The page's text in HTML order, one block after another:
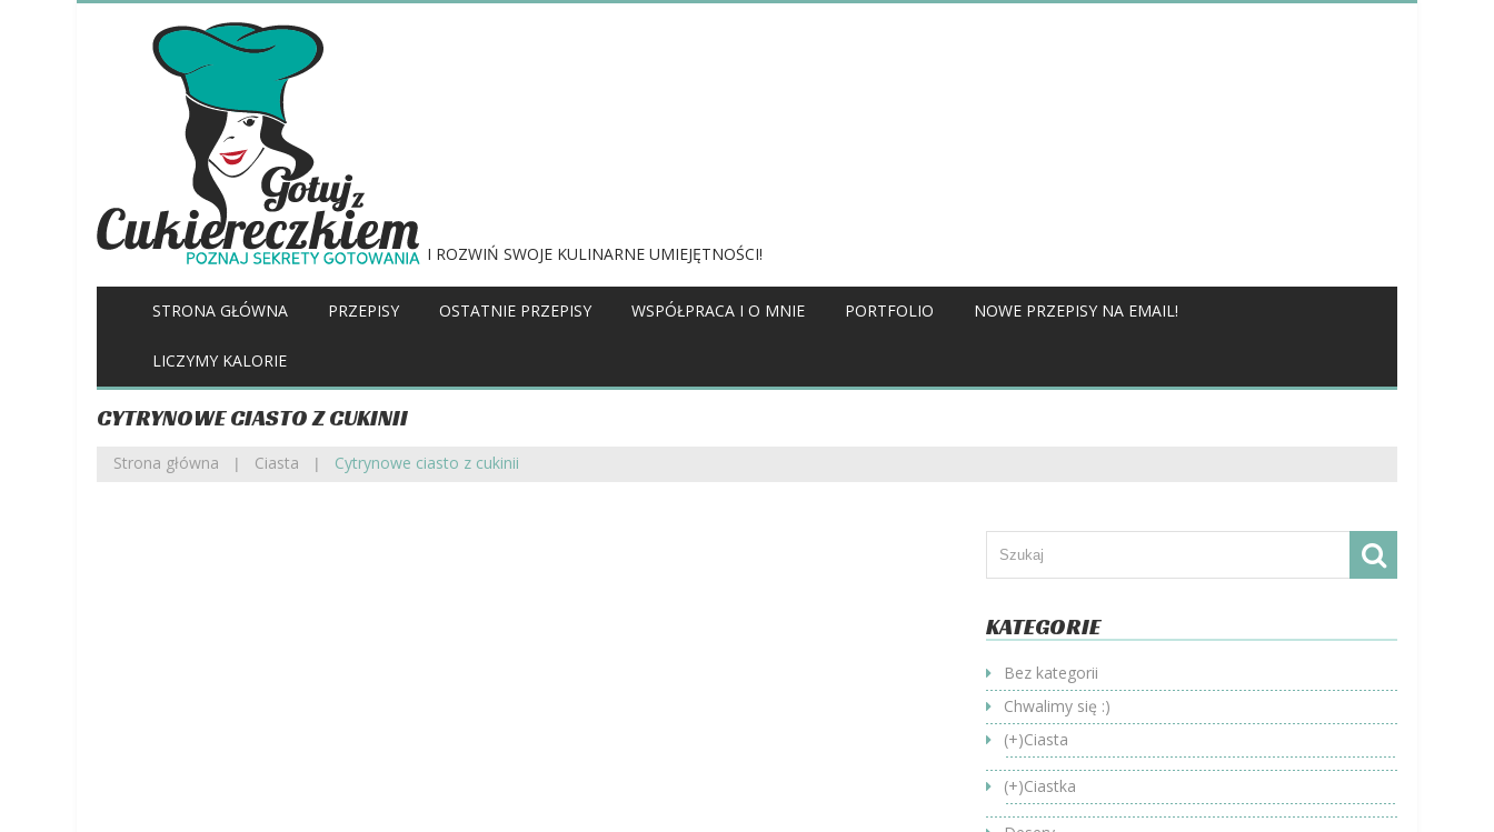
I ROZWIŃ SWOJE KULINARNE UMIEJĘTNOŚCI!
STRONA GŁÓWNA PRZEPISY OSTATNIE PRZEPISY WSPÓŁPRACA I O MNIE PORTFOLIO NOWE PRZEPISY NA EMAIL!
LICZYMY KALORIE
CYTRYNOWE CIASTO Z CUKINII
Strona główna Ciasta Cytrynowe ciasto z cukinii
KATEGORIE
Bez kategorii
Chwalimy się :)
(+)Ciasta
(+)Ciastka